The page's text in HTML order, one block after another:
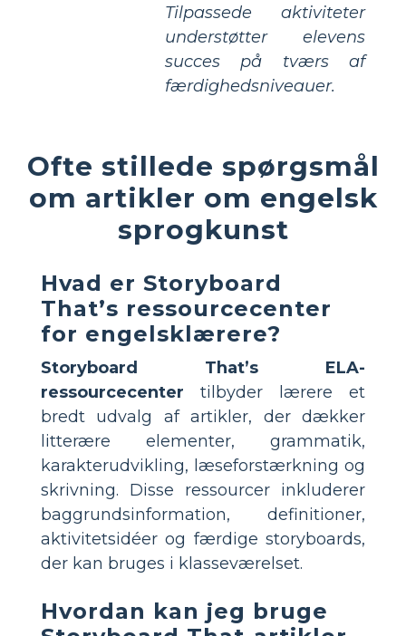
Tilpassede aktiviteter
understøtter elevens
succes på tværs af
færdighedsniveauer.
Ofte stillede spørgsmål
om artikler om engelsk
sprogkunst
Hvad er Storyboard
That’s ressourcecenter
for engelsklærere?
Storyboard That’s ELA-
ressourcecenter tilbyder lærere et
bredt udvalg af artikler, der dækker
litterære elementer, grammatik,
karakterudvikling, læseforstærkning og
skrivning. Disse ressourcer inkluderer
baggrundsinformation, definitioner,
aktivitetsidéer og færdige storyboards,
der kan bruges i klasseværelset.
Hvordan kan jeg bruge